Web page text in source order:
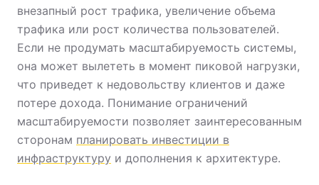
внезапный рост трафика, увеличение объема
трафика или рост количества пользователей.
Если не продумать масштабируемость системы,
она может вылететь в момент пиковой нагрузки,
что приведет к недовольству клиентов и даже
потере дохода. Понимание ограничений
масштабируемости позволяет заинтересованным
сторонам планировать инвестиции в
инфраструктуру и дополнения к архитектуре.